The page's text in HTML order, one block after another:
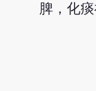
脾，化